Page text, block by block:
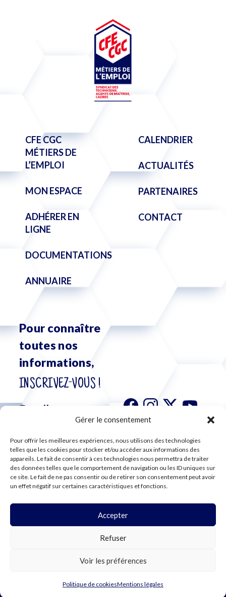
Gérer le consentement
Pour offrir les meilleures expériences, nous utilisons des technologies
telles que les cookies pour stocker et/ou accéder aux informations des
appareils. Le fait de consentir à ces technologies nous permettra de traiter
des données telles que le comportement de navigation ou les ID uniques sur
ce site. Le fait de ne pas consentir ou de retirer son consentement peut avoir
un effet négatif sur certaines caractéristiques et fonctions.
Accepter
Refuser
Voir les préférences
Politique de cookiesMentions légales
CFE CGC
MÉTIERS DE
L’EMPLOI
MON ESPACE
ADHÉRER EN
LIGNE
DOCUMENTATIONS
ANNUAIRE
CALENDRIER
ACTUALITÉS
PARTENAIRES
CONTACT
Pour connaître
toutes nos
informations,
INSCRIVEZ-VOUS !
S'abonner à
notre
newsletter
COOKIES
WEBDESIGN PAR LEMON Création